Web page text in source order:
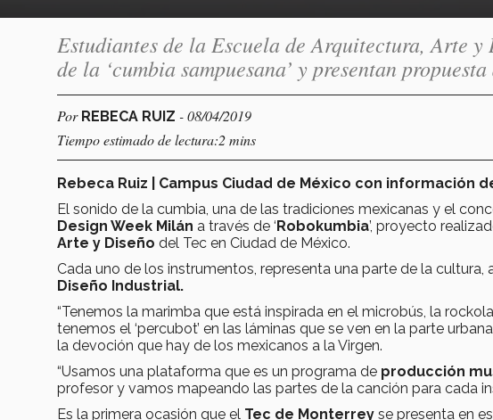
Estudiantes de la Escuela de Arquitectura, Arte
de la ‘cumbia sampuesana’ y presentan
Por REBECA RUIZ - 08/04/2019
Tiempo estimado de lectura:2 mins
Rebeca Ruiz | Campus Ciudad de México con información
El sonido de la cumbia, una de las tradiciones mexicanas y el
Design Week Milán a través de ‘Robokumbia’, proyecto
Arte y Diseño del Tec en Ciudad de México.
Cada uno de los instrumentos, representa una parte de la
Diseño Industrial.
“Tenemos la marimba que está inspirada en el microbús, la
tenemos el ‘percubot’ en las láminas que se ven en la parte
la devoción que hay de los mexicanos a la Virgen.
“Usamos una plataforma que es un programa de producción
profesor y vamos mapeando las partes de la canción para cada
Es la primera ocasión que el Tec de Monterrey se presenta en